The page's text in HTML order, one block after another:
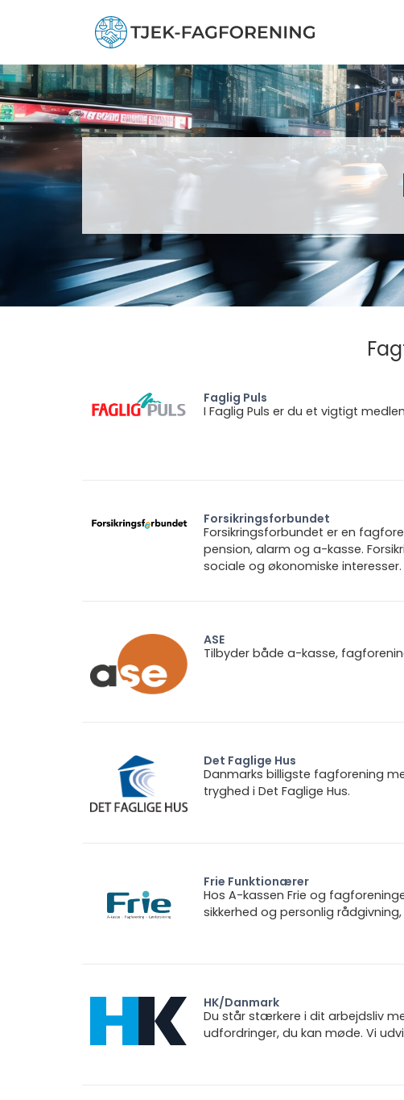
Faglig Puls
I Faglig Puls er du et vigtigt
Forsikringsforbundet
Forsikringsforbundet er en
pension, alarm og a-kasse.
sociale og økonomiske interesser.
ASE
Tilbyder både a-kasse,
Det Faglige Hus
Danmarks billigste fagforening
tryghed i Det Faglige Hus.
Frie Funktionærer
Hos A-kassen Frie og
sikkerhed og personlig
HK/Danmark
Du står stærkere i dit arbejdsliv
udfordringer, du kan møde. Vi